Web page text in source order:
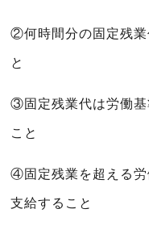
②何時間分の固定残業
と
③固定残業代は労働基
こと
④固定残業を超える労
支給すること